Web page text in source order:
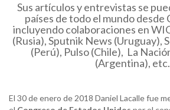
Sus artículos y entrevistas se
países de todo el mundo desde
incluyendo colaboraciones en
(Rusia), Sputnik News (Uruguay),
(Perú), Pulso (Chile), La
(Argentina), etc.
El 30 de enero de 2018 Daniel Lacalle fue